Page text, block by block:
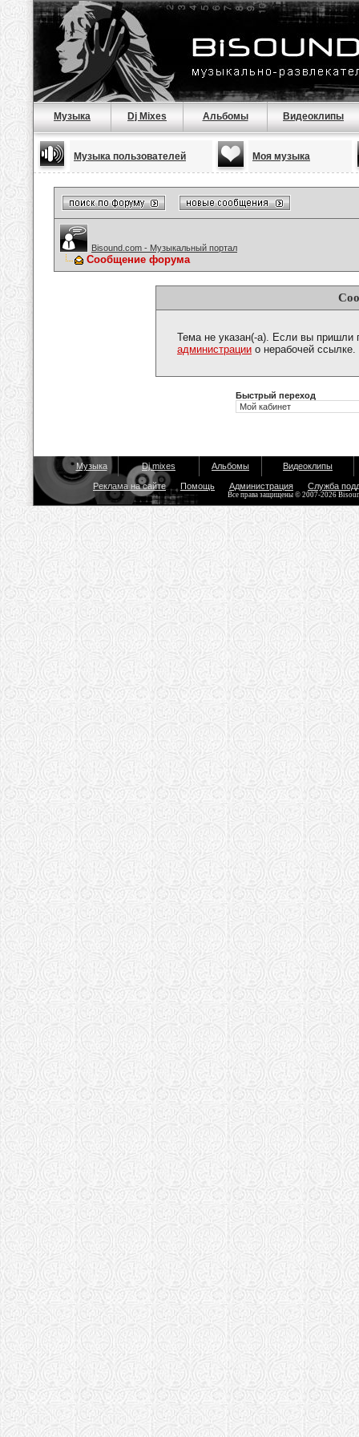
Музыка Dj Mixes Альбомы Видеоклипы
Музыка пользователей Моя музыка
Bisound.com - Музыкальный портал
Сообщение форума
Тема не указан(-а). Если вы пришли
администрации о нерабочей ссылке.
Быстрый переход
Музыка Dj mixes Альбомы Видеоклипы
Реклама на сайте Помощь Администрация Служба
Все права защищены © 2007-2026